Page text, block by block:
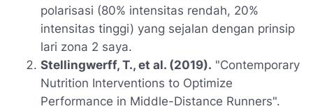
polarisasi (80% intensitas rendah, 20%
intensitas tinggi) yang sejalan dengan prinsip
lari zona 2 saya.
Stellingwerff, T., et al. (2019). "Contemporary
Nutrition Interventions to Optimize
Performance in Middle-Distance Runners".